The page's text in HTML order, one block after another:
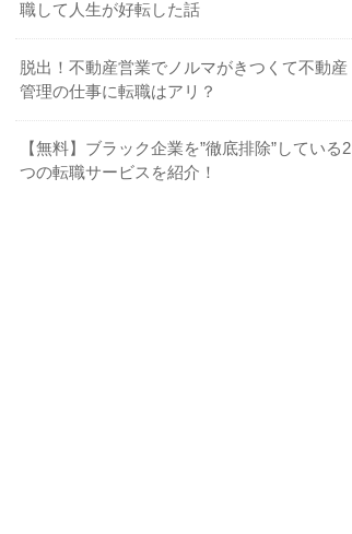
職して人生が好転した話
脱出！不動産営業でノルマがきつくて不動産
管理の仕事に転職はアリ？
【無料】ブラック企業を”徹底排除”している2
つの転職サービスを紹介！